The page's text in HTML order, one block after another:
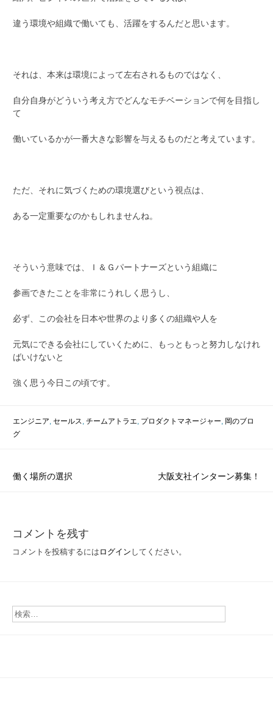
違う環境や組織で働いても、活躍をするんだと思います。
それは、本来は環境によって左右されるものではなく、
自分自身がどういう考え方でどんなモチベーションで何を目指し
て
働いているかが一番大きな影響を与えるものだと考えています。
ただ、それに気づくための環境選びという視点は、
ある一定重要なのかもしれませんね。
そういう意味では、Ｉ＆Ｇパートナーズという組織に
参画できたことを非常にうれしく思うし、
必ず、この会社を日本や世界のより多くの組織や人を
元気にできる会社にしていくために、もっともっと努力しなけれ
ばいけないと
強く思う今日この頃です。
エンジニア, セールス, チームアトラエ, プロダクトマネージャー, 岡のブロ
グ
投
ビ
ゲ
シ
ョ
働く場所の選択 大阪支社インターン募集！
コメントを残す
コメントを投稿するには ログイン してください。